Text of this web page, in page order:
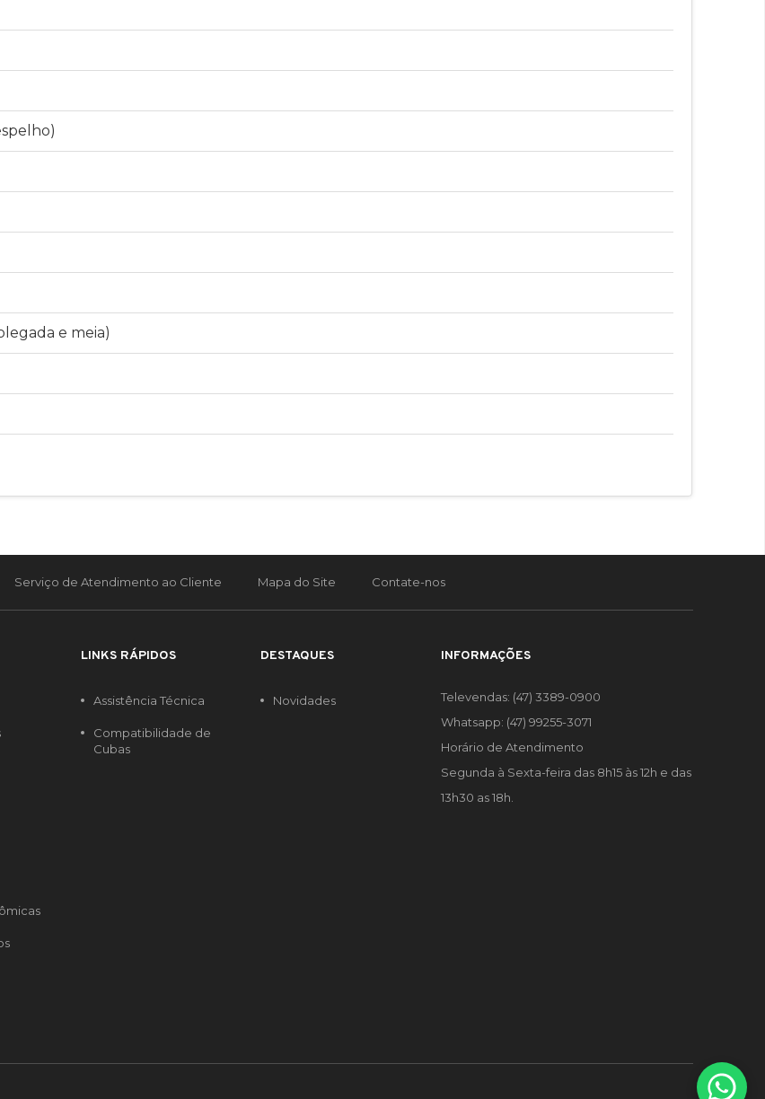
e meia)
Serviço de Atendimento ao Cliente Mapa do Site Contate-nos
INFORMAÇÕES
Televendas: (47) 3389-0900
Whatsapp: (47) 99255-3071
Horário de Atendimento
Segunda à Sexta-feira das 8h15 às 12h e das
13h30 as 18h.
LINKS RÁPIDOS
Assistência Técnica
Compatibilidade de
Cubas
DESTAQUES
Novidades